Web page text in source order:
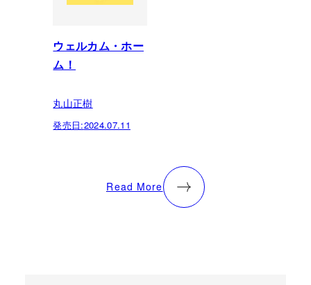
ウェルカム・ホー
ム！
丸山正樹
発売日:2024.07.11
Read More